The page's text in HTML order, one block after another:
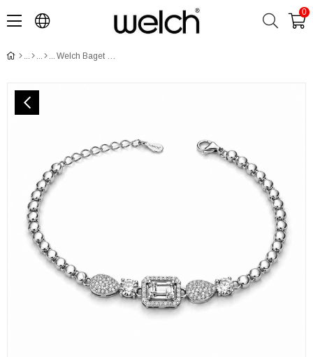
0
Welch Baget Taşlı Gümüş Bileklik – 925 Ayar Kararmaz Gümüş Kadın Bileklik